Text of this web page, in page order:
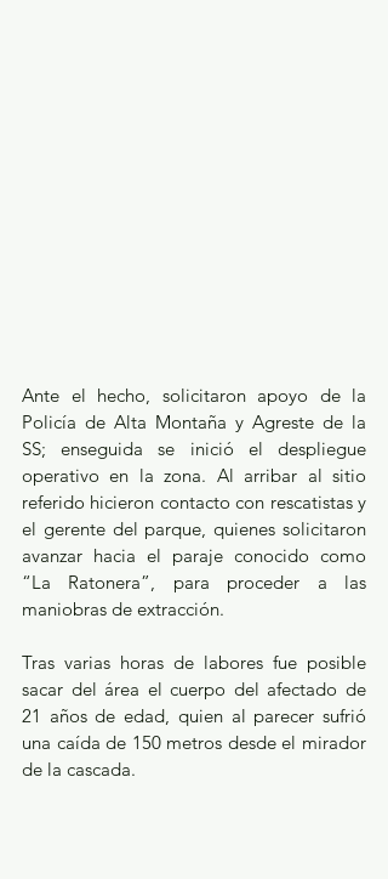
Ante el hecho, solicitaron apoyo de la
Policía de Alta Montaña y Agreste de la
SS; enseguida se inició el despliegue
operativo en la zona. Al arribar al sitio
referido hicieron contacto con rescatistas y
el gerente del parque, quienes solicitaron
avanzar hacia el paraje conocido como
“La Ratonera”, para proceder a las
maniobras de extracción.
Tras varias horas de labores fue posible
sacar del área el cuerpo del afectado de
21 años de edad, quien al parecer sufrió
una caída de 150 metros desde el mirador
de la cascada.